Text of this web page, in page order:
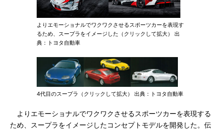
よりエモーショナルでワクワクさせるスポーツカーを表現す
るため、スープラをイメージした（クリックして拡大） 出
典：トヨタ自動車
4代目のスープラ（クリックして拡大） 出典：トヨタ自動車
よりエモーショナルでワクワクさせるスポーツカーを表現する
ため、スープラをイメージしたコンセプトモデルを開発した。伝